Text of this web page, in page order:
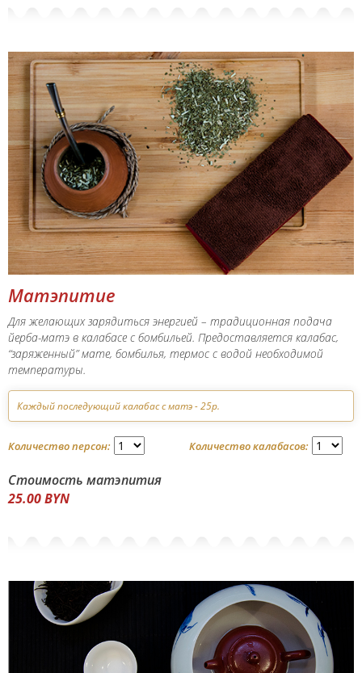
Матэпитие
Для желающих зарядиться энергией – традиционная подача
йерба-матэ в калабасе с бомбильей. Предоставляется калабас,
“заряженный” мате, бомбилья, термос с водой необходимой
температуры.
Каждый последующий калабас с матэ - 25р.
Количество персон: Количество калабасов:
Стоимость матэпития
25.00BYN